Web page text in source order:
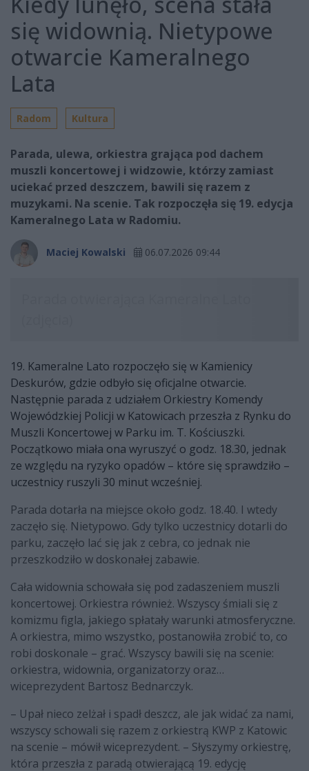
się widownią. Nietypowe
otwarcie Kameralnego
Lata
Radom Kultura
Parada, ulewa, orkiestra grająca pod dachem
muszli koncertowej i widzowie, którzy zamiast
uciekać przed deszczem, bawili się razem z
muzykami. Na scenie. Tak rozpoczęła się 19. edycja
Kameralnego Lata w Radomiu.
Maciej Kowalski 06.07.2026 09:44
19. Kameralne Lato rozpoczęło się w Kamienicy
Deskurów, gdzie odbyło się oficjalne otwarcie.
Następnie parada z udziałem Orkiestry Komendy
Wojewódzkiej Policji w Katowicach przeszła z Rynku do
Muszli Koncertowej w Parku im. T. Kościuszki.
Początkowo miała ona wyruszyć o godz. 18.30, jednak
ze względu na ryzyko opadów – które się sprawdziło –
uczestnicy ruszyli 30 minut wcześniej.
Parada dotarła na miejsce około godz. 18.40. I wtedy
zaczęło się. Nietypowo. Gdy tylko uczestnicy dotarli do
parku, zaczęło lać się jak z cebra, co jednak nie
przeszkodziło w doskonałej zabawie.
Cała widownia schowała się pod zadaszeniem muszli
koncertowej. Orkiestra również. Wszyscy śmiali się z
komizmu figla, jakiego spłatały warunki atmosferyczne.
A orkiestra, mimo wszystko, postanowiła zrobić to, co
robi doskonale – grać. Wszyscy bawili się na scenie:
orkiestra, widownia, organizatorzy oraz…
wiceprezydent Bartosz Bednarczyk.
– Upał nieco zelżał i spadł deszcz, ale jak widać za nami,
wszyscy schowali się razem z orkiestrą KWP z Katowic
na scenie – mówił wiceprezydent. – Słyszymy orkiestrę,
która przeszła z paradą otwierającą 19. edycję